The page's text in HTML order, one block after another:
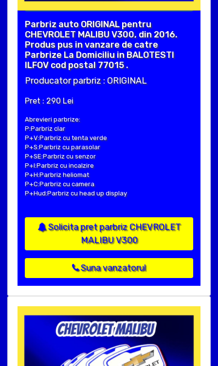
Parbriz auto ORIGINAL pentru
CHEVROLET MALIBU V300, din 2016.
Produs pus in vanzare de catre
Parbrize La Domiciliu in BALOTESTI
ILFOV cod postal 77015 .
Producator parbriz : ORIGINAL
Pret : 290 Lei
Abrevieri parbrize:
P:Parbriz clar
P+V:Parbriz cu tenta verde
P+S:Parbriz cu parasolar
P+SE:Parbriz cu senzor
P+I:Parbriz cu incalzire
P+H:Parbriz heliomat
P+C:Parbriz cu camera
P+Hud:Parbriz cu head up display
Solicita pret parbriz CHEVROLET
MALIBU V300
Suna vanzatorul